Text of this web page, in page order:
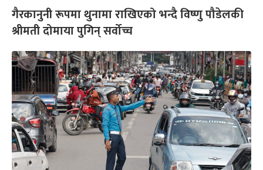
गैरकानुनी रूपमा थुनामा राखिएको भन्दै विष्णु पौडेलकी
श्रीमती दोमाया पुगिन् सर्वोच्च